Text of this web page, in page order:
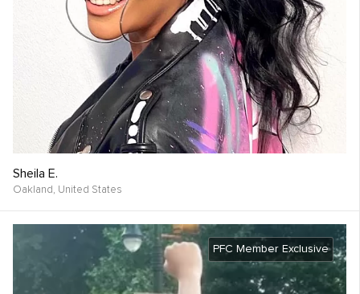
Sheila E.
Oakland, United States
PFC Member Exclusive